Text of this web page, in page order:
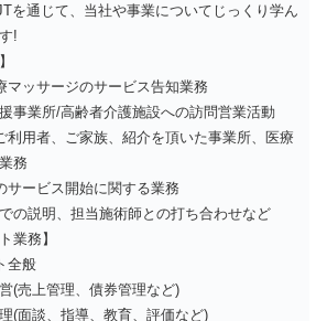
を通じて、当社や事業についてじっくり学ん
!
マッサージのサービス告知業務
事業所/高齢者介護施設への訪問営業活動
利用者、ご家族、紹介を頂いた事業所、医療
務
サービス開始に関する業務
の説明、担当施術師との打ち合わせなど
業務】
全般
(売上管理、債券管理など)
(面談、指導、教育、評価など)